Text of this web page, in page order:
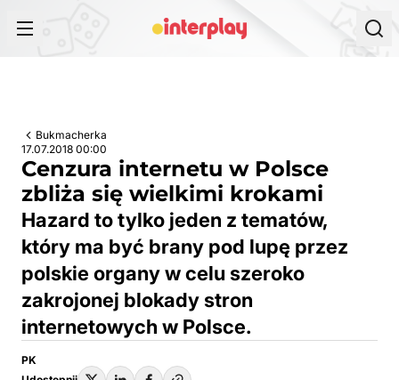
Bukmacherka
17.07.2018 00:00
Cenzura internetu w Polsce
zbliża się wielkimi krokami
Hazard to tylko jeden z tematów,
który ma być brany pod lupę przez
polskie organy w celu szeroko
zakrojonej blokady stron
internetowych w Polsce.
PK